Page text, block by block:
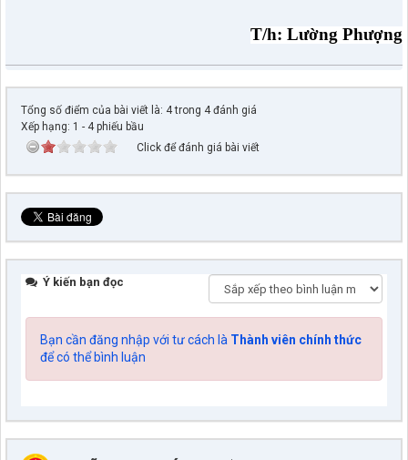
T/h: Lường Phượng
Tổng số điểm của bài viết là: 4 trong 4 đánh giá
Xếp hạng: 1 - 4phiếu bầu
Click để đánh giá bài viết
Ý kiến bạn đọc
Bạn cần đăng nhập với tư cách là Thành viên chính thức
để có thể bình luận